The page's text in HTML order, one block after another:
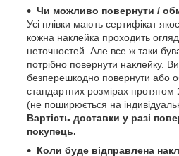
Чи можливо повернути /
Усі плівки мають сертифікат
кожна наклейка проходить
неточностей. Але все ж таки
потрібно повернути наклейку.
безперешкодно повернути або
стандартних розмірах протягом
(не поширюється на
Вартість доставки у разі
покупець.
Коли буде відправлена